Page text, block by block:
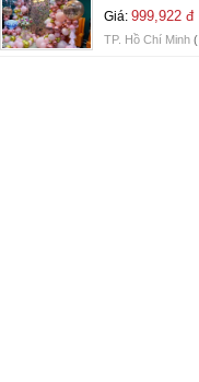
Giá: 999,922 đ
TP. Hồ Chí Minh (